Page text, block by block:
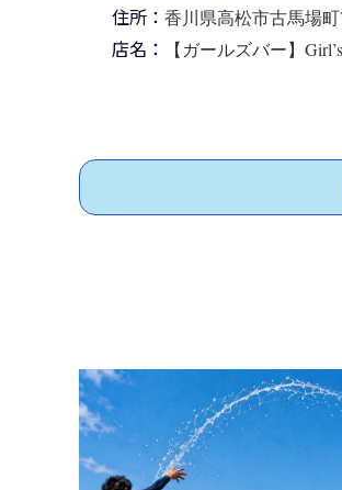
住所： 香川県高松市古馬場
店名： 【ガールズバー】